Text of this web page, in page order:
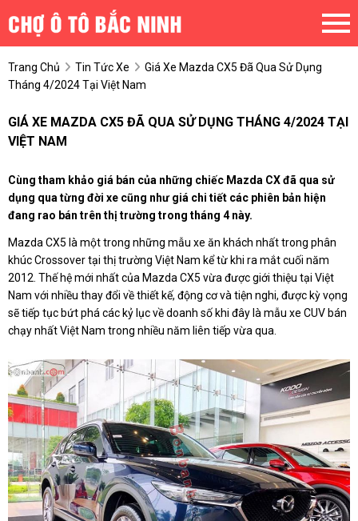
Trang Chủ Tin Tức Xe
Giá Xe Mazda CX5 Đã Qua Sử Dụng
Tháng 4/2024 Tại Việt Nam
GIÁ XE MAZDA CX5 ĐÃ QUA SỬ DỤNG THÁNG 4/2024 TẠI
VIỆT NAM
Cùng tham khảo giá bán của những chiếc Mazda CX đã qua sử
dụng qua từng đời xe cũng như giá chi tiết các phiên bản hiện
đang rao bán trên thị trường trong tháng 4 này.
Mazda CX5 là một trong những mẫu xe ăn khách nhất trong phân
khúc Crossover tại thị trường Việt Nam kể từ khi ra mắt cuối năm
2012. Thế hệ mới nhất của Mazda CX5 vừa được giới thiệu tại Việt
Nam với nhiều thay đổi về thiết kế, động cơ và tiện nghi, được kỳ vọng
sẽ tiếp tục bứt phá các kỷ lục về doanh số khi đây là mẫu xe CUV bán
chạy nhất Việt Nam trong nhiều năm liên tiếp vừa qua.